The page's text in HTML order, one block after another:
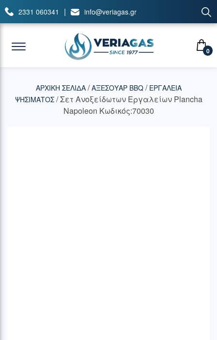
2331 060341 | info@veriagas.gr
0
ΑΡΧΙΚΉ ΣΕΛΊΔΑ/ΑΞΕΣΟΥΑΡ BBQ/ ΕΡΓΑΛΕΙΑ
ΨΗΣΙΜΑΤΟΣ/ Σετ Ανοξείδωτων Εργαλείων Plancha
Napoleon Κωδικός:70030